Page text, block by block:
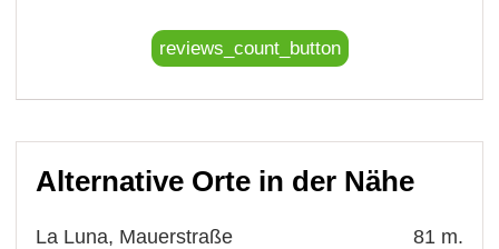
reviews_count_button
Alternative Orte in der Nähe
La Luna, Mauerstraße 81 m.